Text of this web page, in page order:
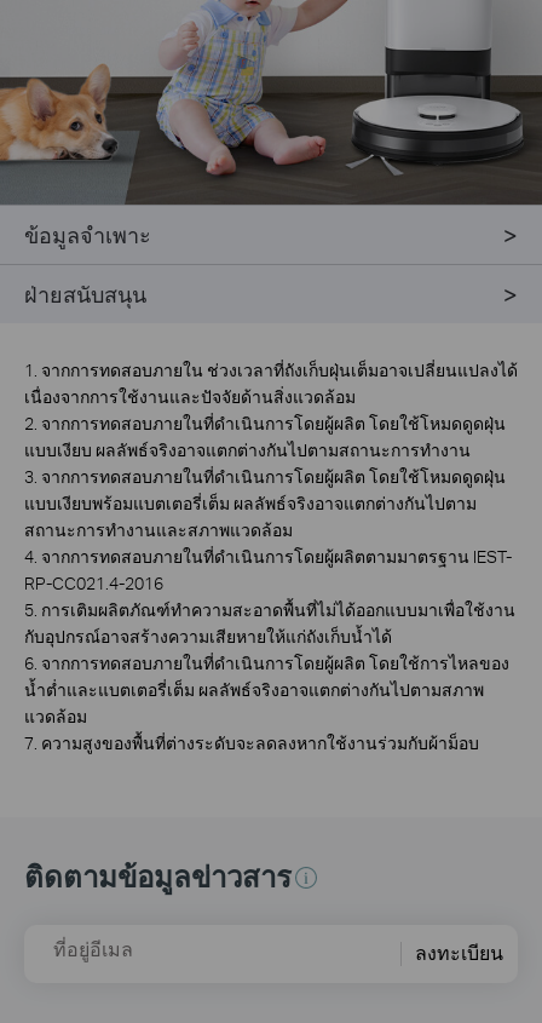
ข้อมูลจำเพาะ
ฝ่ายสนับสนุน
1. จากการทดสอบภายใน ช่วงเวลาที่ถังเก็บฝุ่นเต็มอาจเปลี่ยนแปลงได้
เนื่องจากการใช้งานและปัจจัยด้านสิ่งแวดล้อม
2. จากการทดสอบภายในที่ดำเนินการโดยผู้ผลิต โดยใช้โหมดดูดฝุ่น
แบบเงียบ ผลลัพธ์จริงอาจแตกต่างกันไปตามสถานะการทำงาน
3. จากการทดสอบภายในที่ดำเนินการโดยผู้ผลิต โดยใช้โหมดดูดฝุ่น
แบบเงียบพร้อมแบตเตอรี่เต็ม ผลลัพธ์จริงอาจแตกต่างกันไปตาม
สถานะการทำงานและสภาพแวดล้อม
4. จากการทดสอบภายในที่ดำเนินการโดยผู้ผลิตตามมาตรฐาน IEST-
RP-CC021.4-2016
5. การเติมผลิตภัณฑ์ทำความสะอาดพื้นที่ไม่ได้ออกแบบมาเพื่อใช้งาน
กับอุปกรณ์อาจสร้างความเสียหายให้แก่ถังเก็บน้ำได้
6. จากการทดสอบภายในที่ดำเนินการโดยผู้ผลิต โดยใช้การไหลของ
น้ำต่ำและแบตเตอรี่เต็ม ผลลัพธ์จริงอาจแตกต่างกันไปตามสภาพ
แวดล้อม
7. ความสูงของพื้นที่ต่างระดับจะลดลงหากใช้งานร่วมกับผ้าม็อบ
ติดตามข้อมูลข่าวสาร
ที่อยู่อีเมล ลงทะเบียน